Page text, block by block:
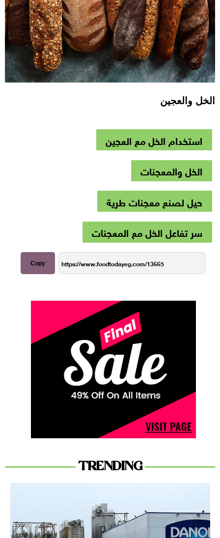
الخل والعجين
استخدام الخل مع العجين
الخل والمعجنات
حيل لصنع معجنات طرية
سر تفاعل الخل مع المعجنات
Copy
TRENDING